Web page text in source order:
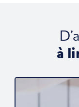
à